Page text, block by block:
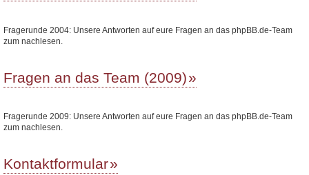
Fragerunde 2004: Unsere Antworten auf eure Fragen an das phpBB.de-Team
zum nachlesen.
Fragen an das Team (2009)
Fragerunde 2009: Unsere Antworten auf eure Fragen an das phpBB.de-Team
zum nachlesen.
Kontaktformular